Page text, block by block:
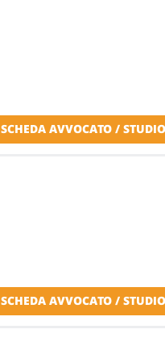
SCHEDA AVVOCATO /
SCHEDA AVVOCATO /